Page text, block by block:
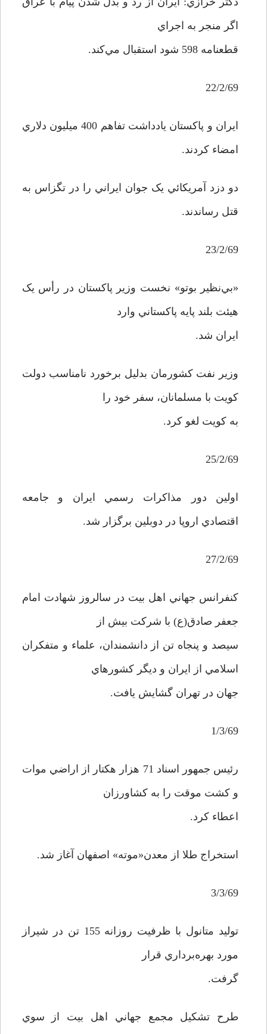
اگر منجر به اجراي
قطعنامه 598 شود استقبال مي‌کند.
22/2/69
ايران و پاکستان يادداشت تفاهم 400 ميليون دلاري
امضاء کردند.
دو دزد آمريکائي يک جوان ايراني را در تگزاس به
قتل رساندند.
23/2/69
«بي‌نظير بوتو» نخست وزير پاکستان در رأس يک
هيئت بلند پايه پاکستاني وارد
ايران شد.
وزير نفت کشورمان بدليل برخورد نامناسب دولت
کويت با مسلمانان، سفر خود را
به کويت لغو کرد.
25/2/69
اولين دور مذاکرات رسمي ايران و جامعه
اقتصادي اروپا در دوبلين برگزار شد.
27/2/69
کنفرانس جهاني اهل بيت در سالروز شهادت امام
جعفر صادق(ع) با شرکت بيش از
سيصد و پنجاه تن از دانشمندان، علماء و متفکران
اسلامي از ايران و ديگر کشورهاي
جهان در تهران گشايش يافت.
1/3/69
رئيس جمهور اسناد 71 هزار هکتار از اراضي موات
و کشت موقت را به کشاورزان
اعطاء کرد.
استخراج طلا از معدن«موته» اصفهان آغاز شد.
3/3/69
توليد متانول با ظرفيت روزانه 155 تن در شيراز
مورد بهره‌برداري قرار
گرفت.
طرح تشکيل مجمع جهاني اهل بيت از سوي